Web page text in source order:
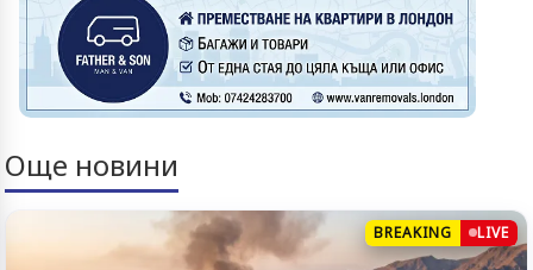
Още новини
BREAKING LIVE